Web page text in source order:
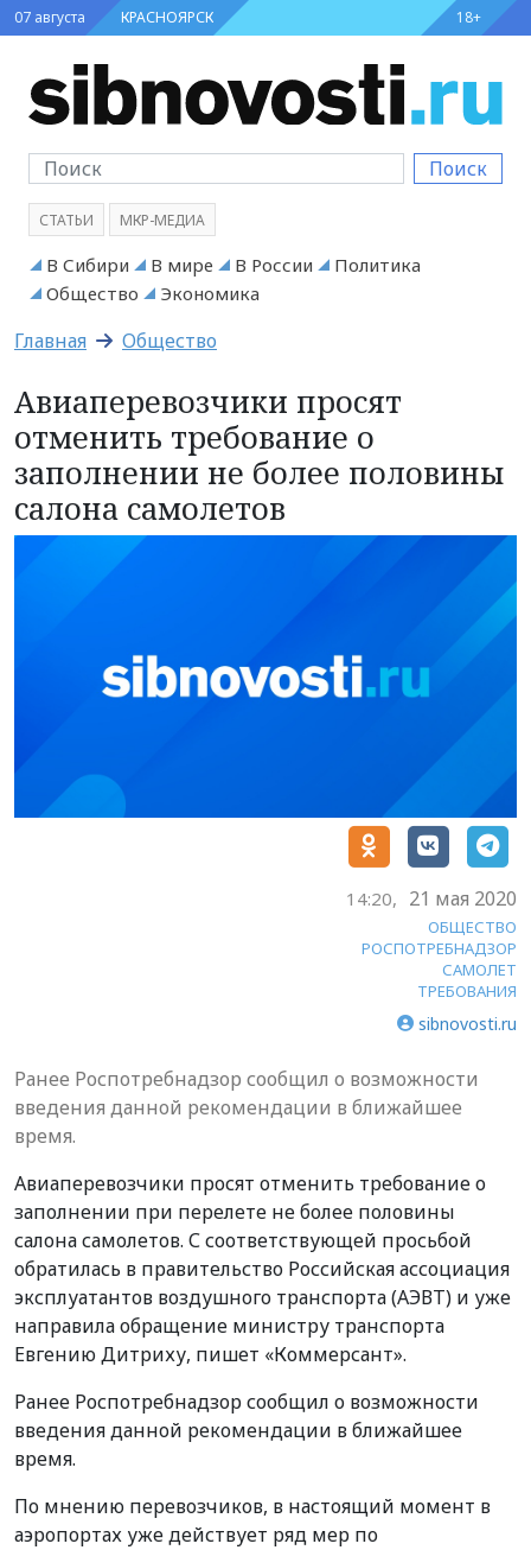
07 августа КРАСНОЯРСК 18+
Поиск
СТАТЬИ МКР-МЕДИА
В Сибири В мире В России
Политика
Общество
Экономика
Главная Общество
Авиаперевозчики просят
отменить требование о
заполнении не более половины
салона самолетов
14:20, 21 мая 2020
ОБЩЕСТВО
РОСПОТРЕБНАДЗОР
САМОЛЕТ
ТРЕБОВАНИЯ
sibnovosti.ru
Ранее Роспотребнадзор сообщил о возможности
введения данной рекомендации в ближайшее
время.
Авиаперевозчики просят отменить требование о
заполнении при перелете не более половины
салона самолетов. С соответствующей просьбой
обратилась в правительство Российская ассоциация
эксплуатантов воздушного транспорта (АЭВТ) и уже
направила обращение министру транспорта
Евгению Дитриху, пишет «Коммерсант».
Ранее Роспотребнадзор сообщил о возможности
введения данной рекомендации в ближайшее
время.
По мнению перевозчиков, в настоящий момент в
аэропортах уже действует ряд мер по